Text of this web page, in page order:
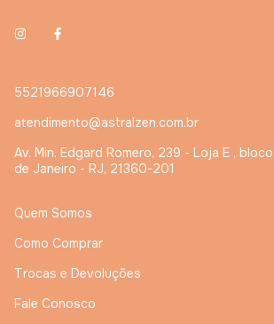
5521966907146
atendimento@astralzen.com.br
Av. Min. Edgard Romero, 239 - Loja E ,
de Janeiro - RJ, 21360-201
Quem Somos
Como Comprar
Trocas e Devoluções
Fale Conosco